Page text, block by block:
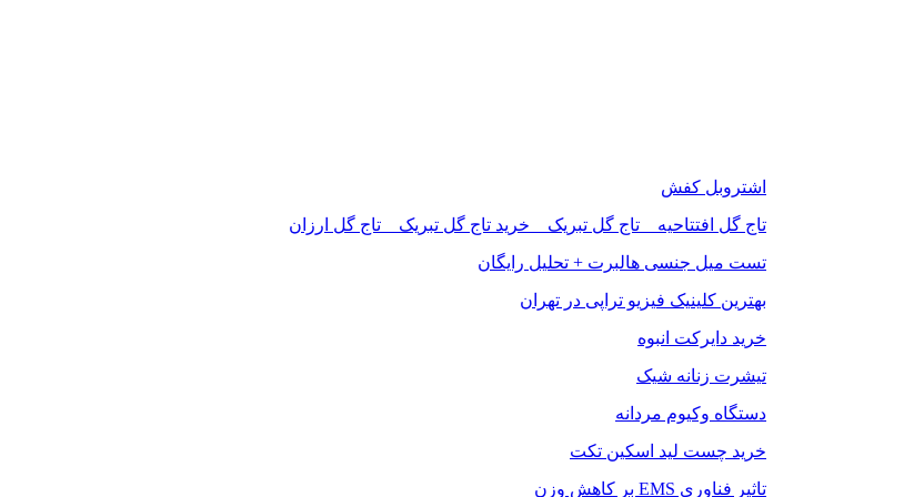
اشتروبل کفش
تاج گل افتتاحیه _ تاج گل تبریک _ خرید تاج گل تبریک _ تاج گل ارزان
تست میل جنسی هالبرت + تحلیل رایگان
بهترین کلینیک فیزیو تراپی در تهران
خرید دایرکت انبوه
تیشرت زنانه شیک
دستگاه وکیوم مردانه
خرید چست لید اسکین تکت
تاثیر فناوری EMS بر کاهش وزن